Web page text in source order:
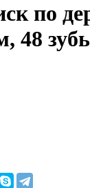
по
48